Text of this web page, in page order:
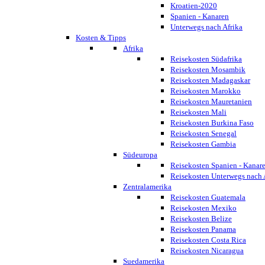
Kroatien-2020
Spanien - Kanaren
Unterwegs nach Afrika
Kosten & Tipps
Afrika
Reisekosten Südafrika
Reisekosten Mosambik
Reisekosten Madagaskar
Reisekosten Marokko
Reisekosten Mauretanien
Reisekosten Mali
Reisekosten Burkina Faso
Reisekosten Senegal
Reisekosten Gambia
Südeuropa
Reisekosten Spanien -
Reisekosten Unterwegs nach
Zentralamerika
Reisekosten Guatemala
Reisekosten Mexiko
Reisekosten Belize
Reisekosten Panama
Reisekosten Costa Rica
Reisekosten Nicaragua
Suedamerika